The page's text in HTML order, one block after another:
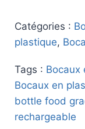
Catégories :
plastique,
Tags : Bocaux
Bocaux en
bottle food
rechargeable